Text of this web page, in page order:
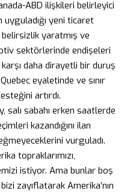
ABD ilişkileri belirleyici
uyguladığı yeni ticaret
yaratmış ve
sektörlerinde endişeleri
karşı daha dirayetli bir duruş
eyaletinde ve sınır
artırdı.
salı sabahı erken saatlerde
kazandığını ilan
vurguladı.
topraklarımızı,
istiyor. Ama bunlar boş
zayıflatarak Amerika’nın